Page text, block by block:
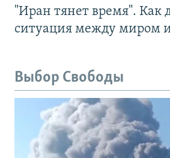
"Иран тянет время". Как
ситуация между миром
Выбор Свободы